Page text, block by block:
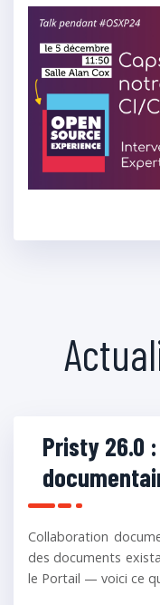
Pristy 26.0
Collaboration
des documents
le Portail — voici ce